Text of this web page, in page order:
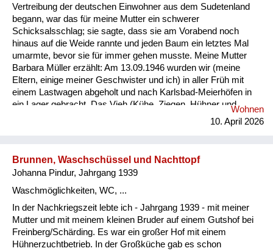
Vertreibung der deutschen Einwohner aus dem Sudetenland
begann, war das für meine Mutter ein schwerer
Schicksalsschlag; sie sagte, dass sie am Vorabend noch
hinaus auf die Weide rannte und jeden Baum ein letztes Mal
umarmte, bevor sie für immer gehen musste. Meine Mutter
Barbara Müller erzählt: Am 13.09.1946 wurden wir (meine
Eltern, einige meiner Geschwister und ich) in aller Früh mit
einem Lastwagen abgeholt und nach Karlsbad-Meierhöfen in
ein Lager gebracht. Das Vieh (Kühe, Ziegen, Hühner und
Schweine) blieb im Stall. Der Hund an der Kette bellte wie
verrückt. Mitnehmen durften wir 70 kg pro Person, es war ja
durften nur mitnehmen, was sie tragen konnten. Im Lager
blieben wir eine Woche unter widrigen Umständen. Die
sanitären Anlagen und Toilet...
Wohnen
10. April 2026
Brunnen, Waschschüssel und Nachttopf
Johanna Pindur, Jahrgang 1939
Waschmöglichkeiten, WC, ...
In der Nachkriegszeit lebte ich - Jahrgang 1939 - mit meiner
Mutter und mit meinem kleinen Bruder auf einem Gutshof bei
Freinberg/Schärding. Es war ein großer Hof mit einem
Hühnerzuchtbetrieb. In der Großküche gab es schon